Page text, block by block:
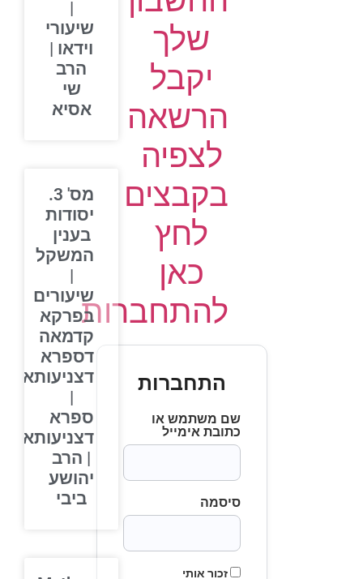
שלך
יקבל
הרשאה
לצפיה
בקבצים
לחץ
כאן
להתחברות
התחברות
שם משתמש או
כתובת אימייל
סיסמה
זכור אותי
שיעורי
וידאו |
הרב
שי
אסיא
מס' 3.
יסודות
בענין
המשקל
שיעורים
בפרקא
קדמאה
דספרא
דצניעותא
ספרא
דצניעותא
| הרב
יהושע
ביבי